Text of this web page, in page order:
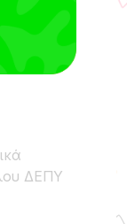
ΔΕΠΥ